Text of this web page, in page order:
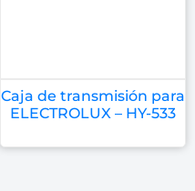
Caja de transmisión para
ELECTROLUX – HY-533